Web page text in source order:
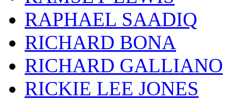
RAPHAEL SAADIQ
RICHARD BONA
RICHARD GALLIANO
RICKIE LEE JONES